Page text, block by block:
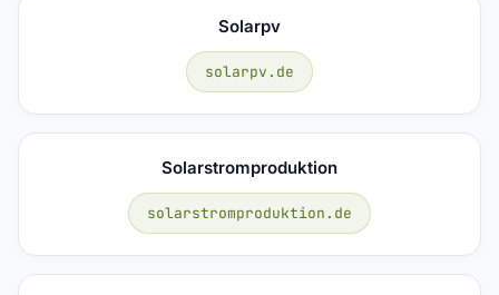
Solarpv
solarpv.de
Solarstromproduktion
solarstromproduktion.de